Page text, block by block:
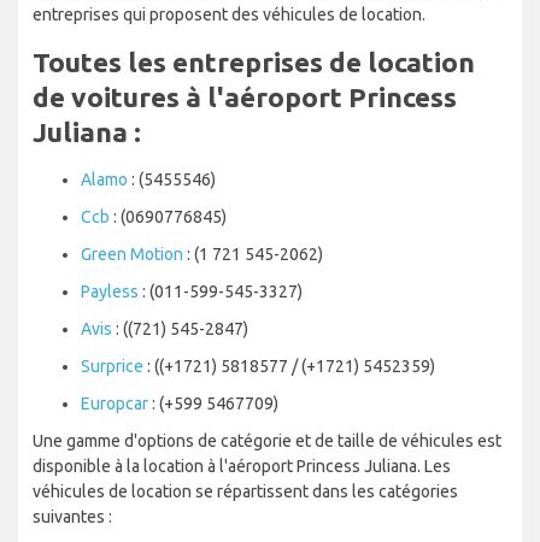
entreprises qui proposent des véhicules de location.
Toutes les entreprises de location
de voitures à l'aéroport Princess
Juliana :
Alamo : (5455546)
Ccb : (0690776845)
Green Motion : (1 721 545-2062)
Payless : (011-599-545-3327)
Avis : ((721) 545-2847)
Surprice : ((+1721) 5818577 / (+1721) 5452359)
Europcar: (+599 5467709)
Une gamme d'options de catégorie et de taille de véhicules est
disponible à la location à l'aéroport Princess Juliana. Les
véhicules de location se répartissent dans les catégories
suivantes :